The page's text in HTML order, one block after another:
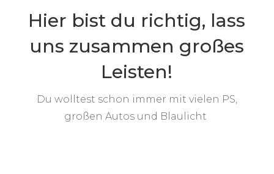
Hier bist du richtig, lass
uns zusammen großes
Leisten!
Du wolltest schon immer mit vielen PS,
großen Autos und Blaulicht